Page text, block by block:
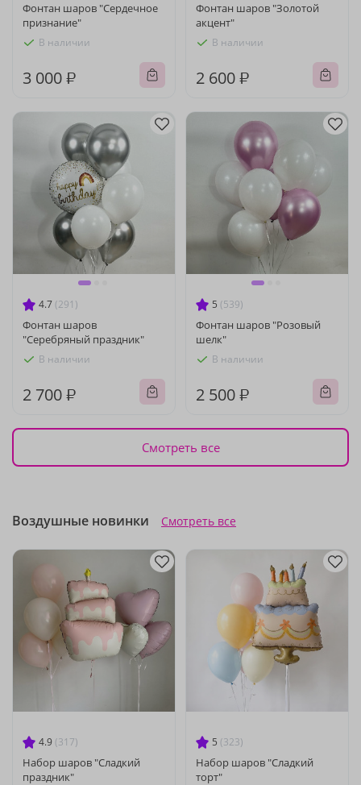
Фонтан шаров "Сердечное
признание"
В наличии
3 000 ₽
Фонтан шаров "Золотой
акцент"
В наличии
2 600 ₽
4.7 (291)
Фонтан шаров
"Серебряный праздник"
В наличии
2 700 ₽
5 (539)
Фонтан шаров "Розовый
шелк"
В наличии
2 500 ₽
Смотреть все
Воздушные новинки Смотреть все
4.9 (317)
Набор шаров "Сладкий
праздник"
5 (323)
Набор шаров "Сладкий
торт"